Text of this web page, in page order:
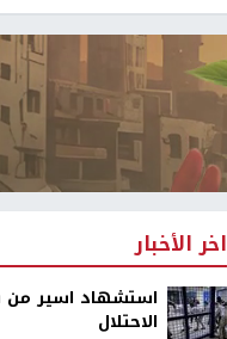
اخر الأخبار
استشهاد اسير
الاحتلال